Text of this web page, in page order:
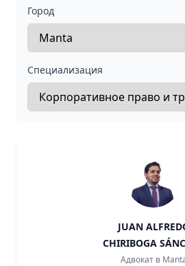
Город
Специализация
JUAN
CHIRIBOGA
Адвокат в